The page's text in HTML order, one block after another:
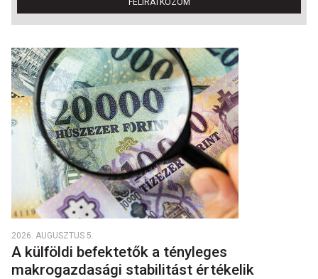
FELIRATKOZOM
2026. AUGUSZTUS 5.
A külföldi befektetők a tényleges
makrogazdasági stabilitást értékelik